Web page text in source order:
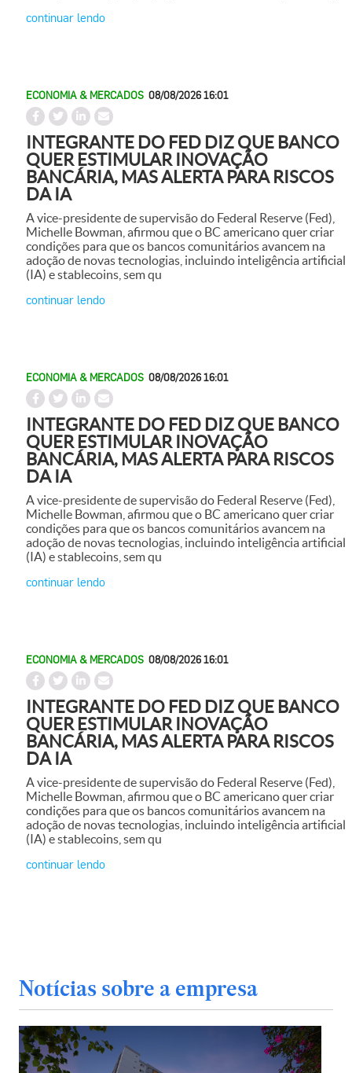
continuar lendo
ECONOMIA & MERCADOS 08/08/2026 16:01
INTEGRANTE DO FED DIZ QUE BANCO
QUER ESTIMULAR INOVAÇÃO
BANCÁRIA, MAS ALERTA PARA RISCOS
DA IA
A vice-presidente de supervisão do Federal Reserve (Fed),
Michelle Bowman, afirmou que o BC americano quer criar
condições para que os bancos comunitários avancem na
adoção de novas tecnologias, incluindo inteligência artificial
(IA) e stablecoins, sem qu
continuar lendo
ECONOMIA & MERCADOS 08/08/2026 16:01
INTEGRANTE DO FED DIZ QUE BANCO
QUER ESTIMULAR INOVAÇÃO
BANCÁRIA, MAS ALERTA PARA RISCOS
DA IA
A vice-presidente de supervisão do Federal Reserve (Fed),
Michelle Bowman, afirmou que o BC americano quer criar
condições para que os bancos comunitários avancem na
adoção de novas tecnologias, incluindo inteligência artificial
(IA) e stablecoins, sem qu
continuar lendo
ECONOMIA & MERCADOS 08/08/2026 16:01
INTEGRANTE DO FED DIZ QUE BANCO
QUER ESTIMULAR INOVAÇÃO
BANCÁRIA, MAS ALERTA PARA RISCOS
DA IA
A vice-presidente de supervisão do Federal Reserve (Fed),
Michelle Bowman, afirmou que o BC americano quer criar
condições para que os bancos comunitários avancem na
adoção de novas tecnologias, incluindo inteligência artificial
(IA) e stablecoins, sem qu
continuar lendo
Notícias sobre a empresa